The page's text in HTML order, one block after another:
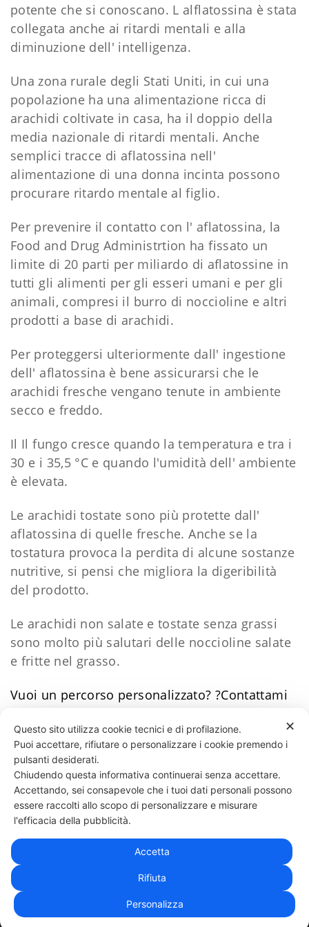
potente che si conoscano. L alflatossina è stata
collegata anche ai ritardi mentali e alla
diminuzione dell' intelligenza.
Una zona rurale degli Stati Uniti, in cui una
popolazione ha una alimentazione ricca di
arachidi coltivate in casa, ha il doppio della
media nazionale di ritardi mentali. Anche
semplici tracce di aflatossina nell'
alimentazione di una donna incinta possono
procurare ritardo mentale al figlio.
Per prevenire il contatto con l' aflatossina, la
Food and Drug Administrtion ha fissato un
limite di 20 parti per miliardo di aflatossine in
tutti gli alimenti per gli esseri umani e per gli
animali, compresi il burro di noccioline e altri
prodotti a base di arachidi.
Per proteggersi ulteriormente dall' ingestione
dell' aflatossina è bene assicurarsi che le
arachidi fresche vengano tenute in ambiente
secco e freddo.
Il Il fungo cresce quando la temperatura e tra i
30 e i 35,5 °C e quando l'umidità dell' ambiente
è elevata.
Le arachidi tostate sono più protette dall'
aflatossina di quelle fresche. Anche se la
tostatura provoca la perdita di alcune sostanze
nutritive, si pensi che migliora la digeribilità
del prodotto.
Le arachidi non salate e tostate senza grassi
sono molto più salutari delle noccioline salate
e fritte nel grasso.
Vuoi un percorso personalizzato? ?Contattami
87 LIKES
331 818 4777DANIELE ESPOSITO
| PRIVACY POLICY
✕
Questo sito utilizza cookie tecnici e di profilazione.
Puoi accettare, rifiutare o personalizzare i cookie premendo i
pulsanti desiderati.
Chiudendo questa informativa continuerai senza accettare.
Accettando, sei consapevole che i tuoi dati personali possono
essere raccolti allo scopo di personalizzare e misurare
l'efficacia della pubblicità.
Accetta
Rifiuta
Personalizza